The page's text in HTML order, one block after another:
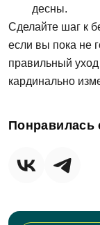
десны.
Сделайте шаг к
если вы пока не
правильный
кардинально
Понравилась